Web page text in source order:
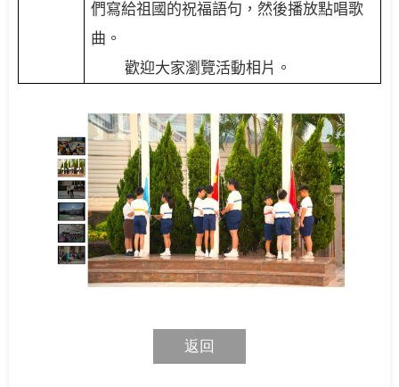
們寫給祖國的祝福語句，然後播放點唱歌
曲。
歡迎大家瀏覽活動相片。
返回